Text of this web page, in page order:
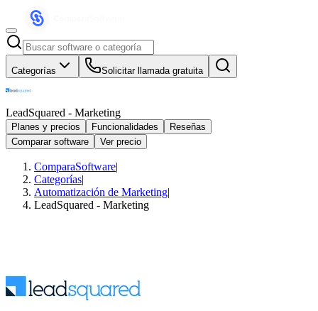
Categorías Solicitar llamada gratuita
LeadSquared - Marketing
Planes y precios Funcionalidades
Reseñas
Comparar software
Ver precio
ComparaSoftware|
Categorías|
Automatización de Marketing|
LeadSquared - Marketing